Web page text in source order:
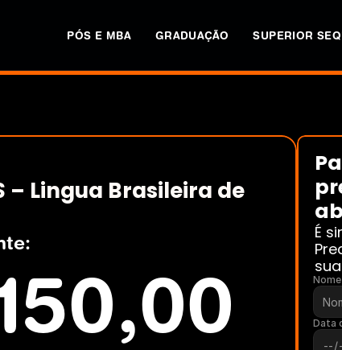
PÓS E MBA GRADUAÇÃO SUPERIOR
– Lingua Brasileira de
É
Nome
Data